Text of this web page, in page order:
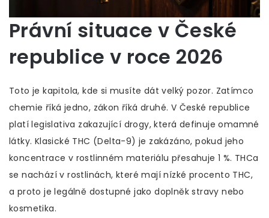
Právní situace v České
republice v roce 2026
Toto je kapitola, kde si musíte dát velký pozor. Zatímco
chemie říká jedno, zákon říká druhé. V České republice
platí legislativa zakazující drogy, která definuje omamné
látky. Klasické THC (Delta-9) je zakázáno, pokud jeho
koncentrace v rostlinném materiálu přesahuje 1 %. THCa
se nachází v rostlinách, které mají nízké procento THC,
a proto je legálně dostupné jako doplněk stravy nebo
kosmetika.